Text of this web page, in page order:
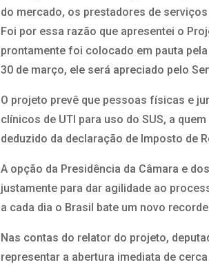
do mercado, os prestadores de serviços
Foi por essa razão que apresentei o
prontamente foi colocado em pauta
30 de março, ele será apreciado pelo
O projeto prevê que pessoas físicas e
clínicos de UTI para uso do SUS, a
deduzido da declaração de Imposto de
A opção da Presidência da Câmara e
justamente para dar agilidade ao
a cada dia o Brasil bate um novo
Nas contas do relator do projeto,
representar a abertura imediata de